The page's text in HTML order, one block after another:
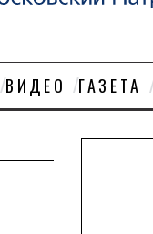
ВИДЕО ГАЗЕТА